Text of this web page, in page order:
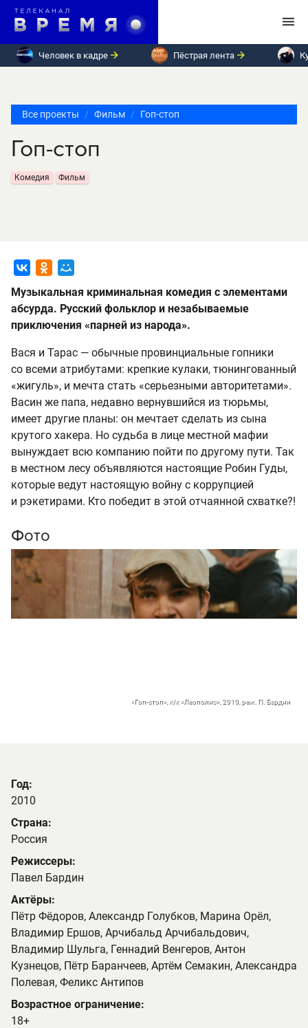
Человек в кадре Пёстрая лента
Все проекты Фильм Гоп-стоп
Гоп-стоп
Комедия Фильм
Музыкальная криминальная комедия с элементами
абсурда. Русский фольклор и незабываемые
приключения «парней из народа».
Вася и Тарас — обычные провинциальные гопники
со всеми атрибутами: крепкие кулаки, тюнингованный
«жигуль», и мечта стать «серьезными авторитетами».
Васин же папа, недавно вернувшийся из тюрьмы,
имеет другие планы: он мечтает сделать из сына
крутого хакера. Но судьба в лице местной мафии
вынуждает всю компанию пойти по другому пути. Так
в местном лесу объявляются настоящие Робин Гуды,
которые ведут настоящую войну с коррупцией
и рэкетирами. Кто победит в этой отчаянной схватке?!
Фото
«Гоп-стоп», к/к «Леополис», 2010, реж. П. Бардин
Год:
2010
Страна:
Россия
Режиссеры:
Павел Бардин
Актёры:
Пётр Фёдоров, Александр Голубков, Марина Орёл,
Владимир Ершов, Арчибальд Арчибальдович,
Владимир Шульга, Геннадий Венгеров, Антон
Кузнецов, Пётр Баранчеев, Артём Семакин, Александра
Полевая, Феликс Антипов
Возрастное ограничение:
18+